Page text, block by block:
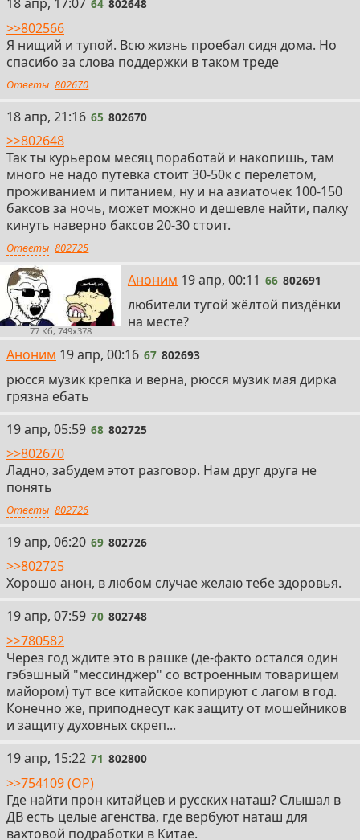
18 апр, 17:07 64 802648
>>802566
Я нищий и тупой. Всю жизнь проебал сидя дома. Но
спасибо за слова поддержки в таком треде
Ответы 802670
65
18 апр, 21:16 65 802670
>>802648
Так ты курьером месяц поработай и накопишь, там
много не надо путевка стоит 30-50к с перелетом,
проживанием и питанием, ну и на азиаточек 100-150
баксов за ночь, может можно и дешевле найти, палку
кинуть наверно баксов 20-30 стоит.
Ответы 802725
77 Кб, 749x378
Аноним 66
19 апр, 00:11 66 802691
любители тугой жёлтой пиздёнки
на месте?
Аноним 67
19 апр, 00:16 67 802693
рюсся музик крепка и верна, рюсся музик мая дирка
грязна ебать
68
19 апр, 05:59 68 802725
>>802670
Ладно, забудем этот разговор. Нам друг друга не
понять
Ответы 802726
69
19 апр, 06:20 69 802726
>>802725
Хорошо анон, в любом случае желаю тебе здоровья.
70
19 апр, 07:59 70 802748
>>780582
Через год ждите это в рашке (де-факто остался один
гэбэшный "мессинджер" со встроенным товарищем
майором) тут все китайское копируют с лагом в год.
Конечно же, приподнесут как защиту от мошейников
и защиту духовных скреп...
71
19 апр, 15:22 71 802800
>>754109 (OP)
Где найти прон китайцев и русских наташ? Слышал в
ДВ есть целые агенства, где вербуют наташ для
вахтовой подработки в Китае.